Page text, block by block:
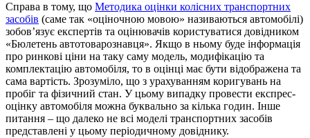
Справа в тому, що Методика оцінки колісних транспортних
засобів (саме так «оціночною мовою» називаються автомобілі)
зобов’язує експертів та оцінювачів користуватися довідником
«Бюлетень автотоварознавця». Якщо в ньому буде інформація
про ринкові ціни на таку саму модель, модифікацію та
комплектацію автомобіля, то в оцінці має бути відображена та
сама вартість. Зрозуміло, що з урахуванням коригувань на
пробіг та фізичний стан. У цьому випадку провести експрес-
оцінку автомобіля можна буквально за кілька годин. Інше
питання – що далеко не всі моделі транспортних засобів
представлені у цьому періодичному довіднику.